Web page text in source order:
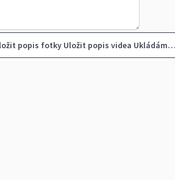
popis fotky Uložit popis videa